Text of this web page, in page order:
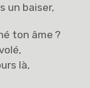
un baiser,
ton âme ?
là,